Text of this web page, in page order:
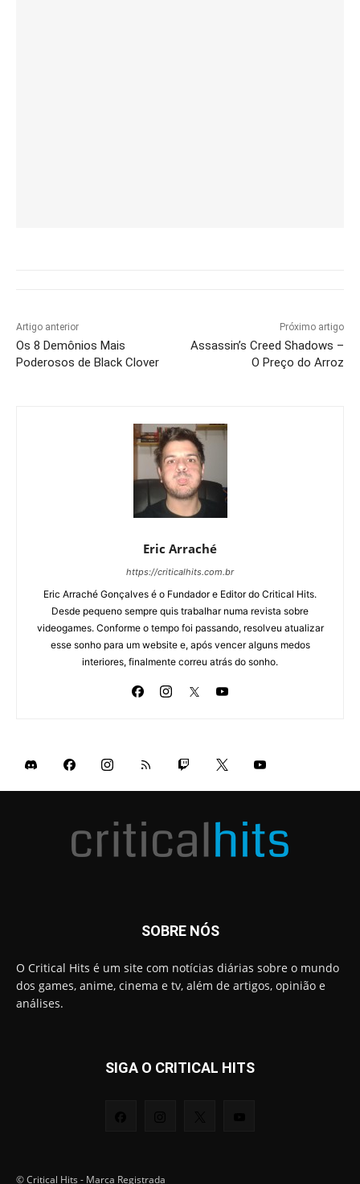
Artigo anterior
Os 8 Demônios Mais
Poderosos de Black Clover
Próximo artigo
Assassin’s Creed Shadows –
O Preço do Arroz
Eric Arraché
https://criticalhits.com.br
Eric Arraché Gonçalves é o Fundador e Editor do Critical Hits.
Desde pequeno sempre quis trabalhar numa revista sobre
videogames. Conforme o tempo foi passando, resolveu atualizar
esse sonho para um website e, após vencer alguns medos
interiores, finalmente correu atrás do sonho.
SOBRE NÓS
O Critical Hits é um site com notícias diárias sobre o mundo
dos games, anime, cinema e tv, além de artigos, opinião e
análises.
SIGA O CRITICAL HITS
© Critical Hits - Marca Registrada